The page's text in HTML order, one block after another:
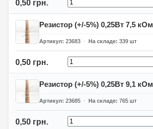
0,50 грн.
Резистор (+/-5%) 0,25Вт 7,5 кОм
Артикул 23683 На складе 339 шт
0,50 грн.
Резистор (+/-5%) 0,25Вт 9,1 кОм
Артикул 23685 На складе 765 шт
0,50 грн.